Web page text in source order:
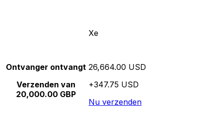
Xe
Ontvanger ontvangt
Verzenden van
20,000.00 GBP
26,664.00 USD
+347.75 USD
Nu verzenden